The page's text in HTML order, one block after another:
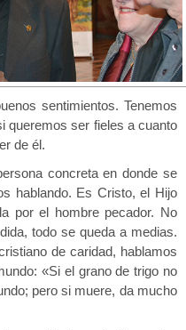
sentimientos. Tenemos
queremos ser fieles a cuanto
de él.
concreta en donde se
hablando. Es Cristo, el Hijo
por el hombre pecador. No
todo se queda a medias.
de caridad, hablamos
«Si el grano de trigo no
pero si muere, da mucho